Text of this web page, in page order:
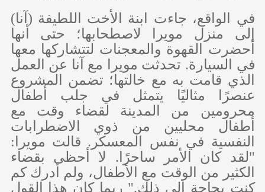
في الواقع، جاءت ابنة الأخت اللطيفة (آنا)
إلى منزل مويرا لاصطحابها؛ حتى أنها
أحضرت القهوة والمعجنات لتتشاركها معها
في السيارة. تحدثت مويرا مع آنا عن العمل
الذي قامت به مع خالتها؛ تضمن المشروع
عنصرًا مثاليًا يتمثل في جلب أطفال
محرومين من المدينة لقضاء وقت مع
أطفال محليين من ذوي الاضطرابات
النفسية في نفس المعسكر. قالت مويرا:
"لقد كان الأمر ساحرًا. لا أحظى بقضاء
الكثير من الوقت مع الأطفال، ولم أدرك كم
كنت بحاجة إلى ذلك." ربما كان هذا القول